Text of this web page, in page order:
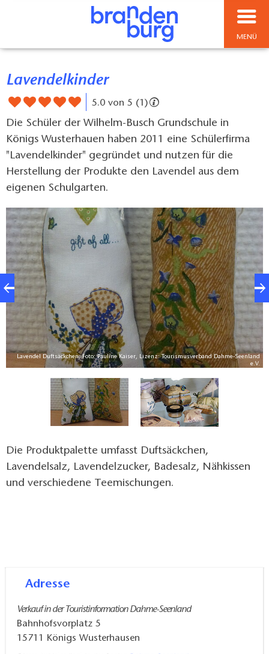
MENÜ
Lavendelkinder
5.0 von 5 (1)
Die Schüler der Wilhelm-Busch Grundschule in
Königs Wusterhauen haben 2011 eine Schülerfirma
"Lavendelkinder" gegründet und nutzen für die
Herstellung der Produkte den Lavendel aus dem
eigenen Schulgarten.
Lavendel Duftsäckchen, Foto: Pauline Kaiser, Lizenz: Tourismusverband Dahme-Seenland
e.V.
Die Produktpalette umfasst Duftsäckchen,
Lavendelsalz, Lavendelzucker, Badesalz, Nähkissen
und verschiedene Teemischungen.
Adresse
Verkauf in der Touristinformation Dahme-Seenland
Bahnhofsvorplatz 5
15711
Königs Wusterhausen